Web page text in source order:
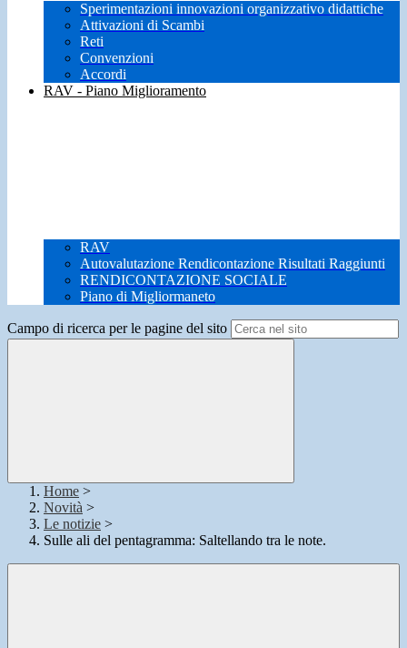
Sperimentazioni innovazioni organizzativo didattiche
Attivazioni di Scambi
Reti
Convenzioni
Accordi
RAV - Piano Miglioramento
RAV
Autovalutazione Rendicontazione Risultati Raggiunti
RENDICONTAZIONE SOCIALE
Piano di Migliormaneto
Campo di ricerca per le pagine del sito
Home >
Novità >
Le notizie >
Sulle ali del pentagramma: Saltellando tra le note.